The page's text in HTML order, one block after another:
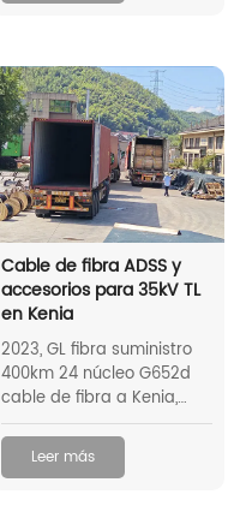
Cable de fibra ADSS y
accesorios para 35kV TL
en Kenia
2023, GL fibra suministro
400km 24 núcleo G652d
cable de fibra a Kenia,
una línea de
comunicación a través de
un pequeño pueblo. En
Leer más